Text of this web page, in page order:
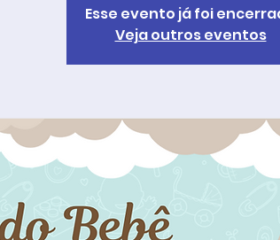
Esse evento já foi
Veja outros eventos